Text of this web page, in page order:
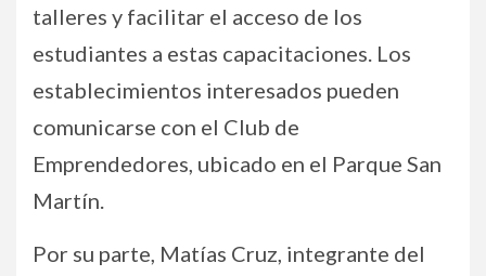
talleres y facilitar el acceso de los
estudiantes a estas capacitaciones. Los
establecimientos interesados pueden
comunicarse con el Club de
Emprendedores, ubicado en el Parque San
Martín.
Por su parte, Matías Cruz, integrante del